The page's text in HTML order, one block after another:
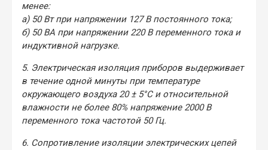
менее:
а) 50 Вт при напряжении 127 В постоянного тока;
б) 50 ВА при напряжении 220 В переменного тока и
индуктивной нагрузке.
5. Электрическая изоляция приборов выдерживает
в течение одной минуты при температуре
окружающего воздуха 20 ± 5°С и относительной
влажности не более 80% напряжение 2000 В
переменного тока частотой 50 Гц.
6. Сопротивление изоляции электрических цепей